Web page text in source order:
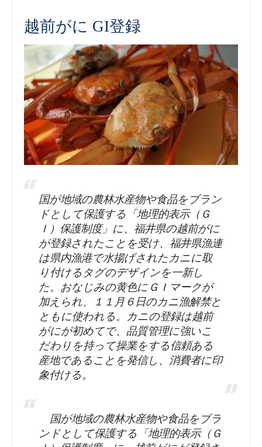
越前がに GI登録
国が地域の農林水産物や食品をブラン
ドとして保護する「地理的表示（Ｇ
Ｉ）保護制度」に、福井県の越前がに
が登録されたことを受け、福井県漁連
は県内漁港で水揚げされたカニに取
り付けるタグのデザインを一新し
た。おなじみの黄色にＧＩマークが
加えられ、１１月６日のカニ漁解禁と
ともに使われる。カニの登録は越前
がにが初めてで、品質管理に強いこ
だわりを持って操業をする信頼ある
産地であることを発信し、消費者に印
象付ける。
国が地域の農林水産物や食品をブラ
ンドとして保護する「地理的表示（Ｇ